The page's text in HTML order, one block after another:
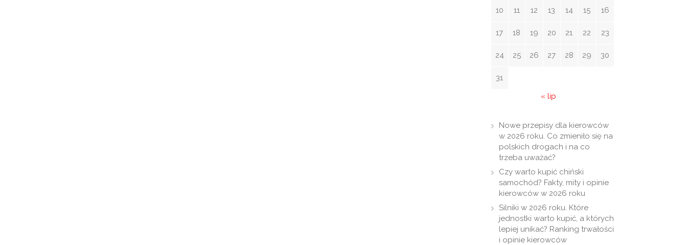
10 11 12 13 14 15 16
17 18 19 20 21 22 23
24 25 26 27 28 29 30
31
« lip
Nowe przepisy dla kierowców
w 2026 roku. Co zmieniło się na
polskich drogach i na co
trzeba uważać?
Czy warto kupić chiński
samochód? Fakty, mity i opinie
kierowców w 2026 roku
Silniki w 2026 roku. Które
jednostki warto kupić, a których
lepiej unikać? Ranking trwałości
i opinie kierowców